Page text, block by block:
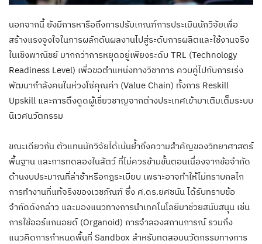
นอกจากนี้ ยังมีการหารือถึงการปรับเกณฑ์การประเมินนักวิจัยเพื่อ
สร้างแรงจูงใจในการผลักดันผลงานไปสู่ระดับการผลิตและใช้งานจริง
ในเชิงพาณิชย์ มากกว่าการหยุดอยู่เพียงระดับ TRL (Technology
Readiness Level) เพื่อขอตำแหน่งทางวิชาการ ควบคู่ไปกับการเร่ง
พัฒนากำลังคนในห่วงโซ่คุณค่า (Value Chain) ทั้งการ Reskill
Upskill และการดึงดูดผู้เชี่ยวชาญจากต่างประเทศเข้ามาเติมเต็มระบบ
นิเวศนวัตกรรม
ขณะเดียวกัน ตัวแทนนักวิจัยได้เน้นย้ำถึงความสำคัญของวิทยาศาสตร์
พื้นฐาน และการทดลองในสัตว์ ที่ไม่ควรข้ามขั้นตอนเนื่องจากข้อจำกัด
ด้านงบประมาณที่ล่าช้าหรือกฎระเบียบ เพราะอาจทำให้ไม่ทราบกลไก
การทำงานที่แท้จริงของเวชภัณฑ์ ซึ่ง ศ.ดร.ยศชนัน ได้รับทราบข้อ
จำกัดดังกล่าว และมองแนวทางการนำเทคโนโลยีมาช่วยสนับสนุน เช่น
การใช้ออร์แกนอยด์ (Organoid) การจำลองสถานการณ์ รวมถึง
แนวคิดการกำหนดพื้นที่ Sandbox สำหรับทดสอบนวัตกรรมทางการ